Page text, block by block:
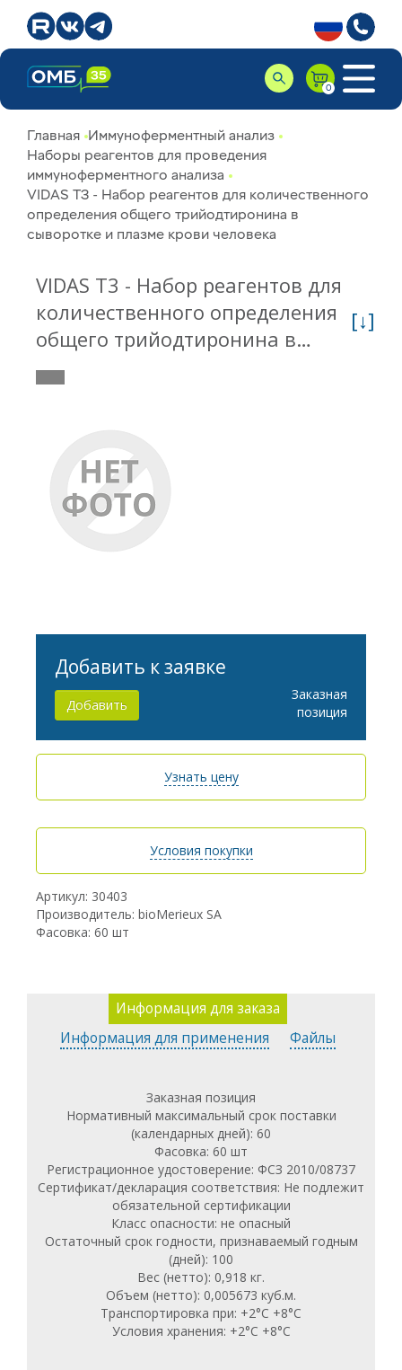
Главная Иммуноферментный анализ
Наборы реагентов для проведения
иммуноферментного анализа
VIDAS T3 - Набор реагентов для количественного
определения общего трийодтиронина в
сыворотке и плазме крови человека
VIDAS T3 - Набор реагентов для
количественного определения
общего трийодтиронина в
сыворотке и плазме крови
человека 30403
[↓]
Артикул: 30403
Производитель: bioMerieux SA
Фасовка: 60 шт
Добавить к заявке
Добавить
Заказная
позиция
Узнать цену
Условия покупки
Информация для заказа
Информация для применения
Файлы
Заказная позиция
Нормативный максимальный срок поставки
(календарных дней): 60
Фасовка: 60 шт
Регистрационное удостоверение: ФСЗ 2010/08737
Сертификат/декларация соответствия: Не подлежит
обязательной сертификации
Класс опасности: не опасный
Остаточный срок годности, признаваемый годным
(дней): 100
Вес (нетто): 0,918 кг.
Объем (нетто): 0,005673 куб.м.
Транспортировка при: +2°С +8°С
Условия хранения: +2°С +8°С